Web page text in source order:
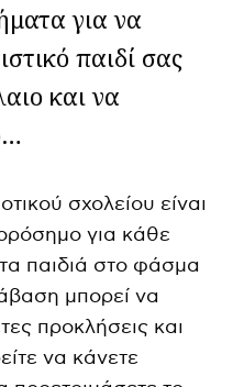
για να
παιδί σας
και να
σχολείου είναι
για κάθε
παιδιά στο φάσμα
μπορεί να
προκλήσεις και
να κάνετε